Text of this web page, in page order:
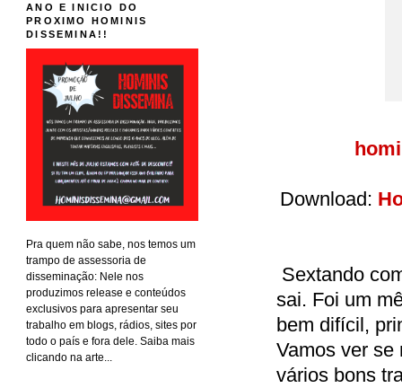
Download:
Sextando
sai. Foi um
bem difícil,
Vamos ver se
vários bons
ANO E INICIO DO
PROXIMO HOMINIS
DISSEMINA!!
Pra quem não sabe, nos temos um
trampo de assessoria de
disseminação: Nele nos
produzimos release e conteúdos
exclusivos para apresentar seu
trabalho em blogs, rádios, sites por
todo o país e fora dele. Saiba mais
clicando na arte...